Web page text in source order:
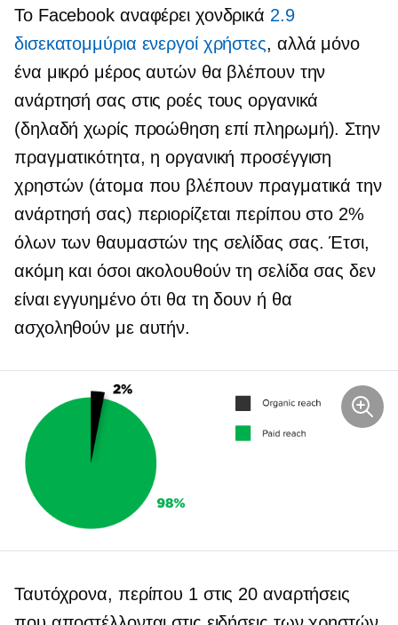
Το Facebook αναφέρει χονδρικά 2.9
δισεκατομμύρια ενεργοί χρήστες, αλλά μόνο
ένα μικρό μέρος αυτών θα βλέπουν την
ανάρτησή σας στις ροές τους οργανικά
(δηλαδή χωρίς προώθηση επί πληρωμή). Στην
πραγματικότητα, η οργανική προσέγγιση
χρηστών (άτομα που βλέπουν πραγματικά την
ανάρτησή σας) περιορίζεται περίπου στο 2%
όλων των θαυμαστών της σελίδας σας. Έτσι,
ακόμη και όσοι ακολουθούν τη σελίδα σας δεν
είναι εγγυημένο ότι θα τη δουν ή θα
ασχοληθούν με αυτήν.
Ταυτόχρονα, περίπου 1 στις 20 αναρτήσεις